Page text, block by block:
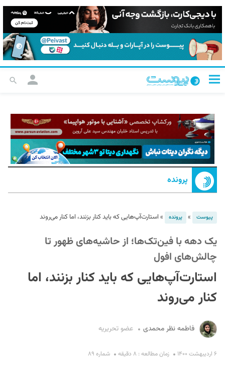
پرونده
پیوست » پرونده » استارت‌آپ‌هایی که باید کنار بزنند، اما کنار می‌روند
یک دهه با فین‌تک‌ها؛ از حاشیه‌های ظهور تا
چالش‌های افول
استارت‌آپ‌هایی که باید کنار بزنند، اما
کنار می‌روند
فاطمه نظر محمدی عضو تحریریه
۶ اردیبهشت ۱۴۰۰ زمان مطالعه : ۸ دقیقه شماره ۸۹